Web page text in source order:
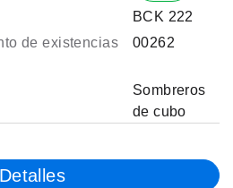
BCK 222
de existencias
00262
Sombreros
de cubo
Detalles